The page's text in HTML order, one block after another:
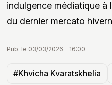
indulgence médiatique
du dernier mercato
Pub. le 03/03/2026 - 16:00
#Khvicha Kvaratskhelia